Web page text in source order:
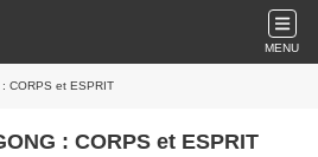
MENU
CORPS et ESPRIT
: CORPS et ESPRIT